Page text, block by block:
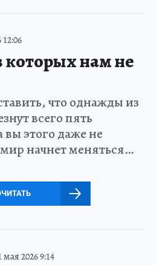
которых нам не
что однажды из
всего пять
вы этого даже не
начнет меняться…
мая 2026 9:14